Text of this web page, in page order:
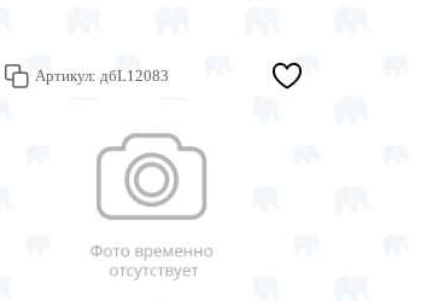
Артикул: дбL12083